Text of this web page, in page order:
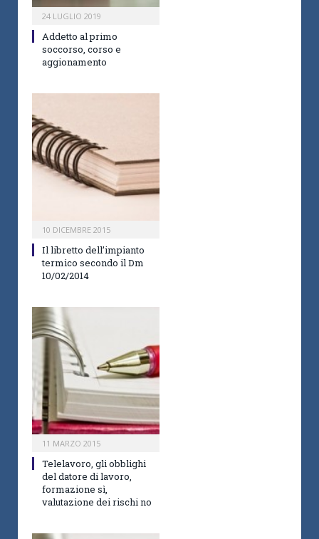
24 LUGLIO 2019
Addetto al primo
soccorso, corso e
aggionamento
10 DICEMBRE 2015
Il libretto dell’impianto
termico secondo il Dm
10/02/2014
11 MARZO 2015
Telelavoro, gli obblighi
del datore di lavoro,
formazione sì,
valutazione dei rischi no